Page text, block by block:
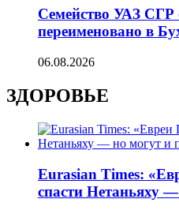
Семейство УАЗ СГР
переименовано в
06.08.2026
ЗДОРОВЬЕ
Eurasian Times:
спасти Нетаньяху